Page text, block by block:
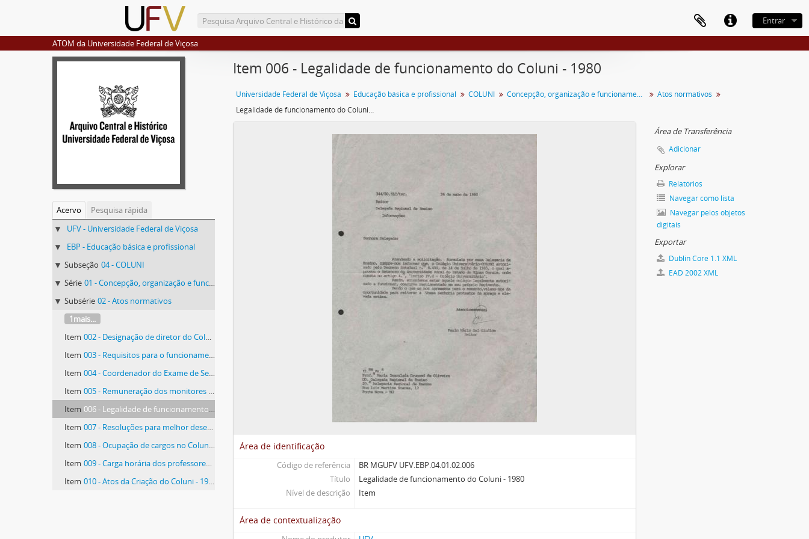
Entrar
ATOM da Universidade Federal de Viçosa
Acervo
Pesquisa rápida
UFV - Universidade Federal de Viçosa
EBP - Educação básica e profissional
Subseção 04 - COLUNI
Série 01 - Concepção, organização e funcionamento
Subsérie 02 - Atos normativos
1mais...
Item 002 - Designação de diretor do Coluni - 1970
Item 003 - Requisitos para o funcionamento do Coluni - 1971
Item 004 - Coordenador do Exame de Seleção - 1973
Item 005 - Remuneração dos monitores - 1974
Item 006 - Legalidade de funcionamento do Coluni - 1980
Item 007 - Resoluções para melhor desempenho - 1980
Item 008 - Ocupação de cargos no Coluni - 1980
Item 009 - Carga horária dos professores do Coluni
Item 010 - Atos da Criação do Coluni - 1980
Item 006 - Legalidade de funcionamento do Coluni - 1980
Universidade Federal de Viçosa Educação básica e profissional COLUNI Concepção, organização e funcionamento
Atos normativos
Legalidade de funcionamento do Coluni - 1980
Área de identificação
Código de referência
BR MGUFV UFV.EBP.04.01.02.006
Título
Legalidade de funcionamento do Coluni - 1980
Nível de descrição
Item
Área de contextualização
Área de Transferência
Adicionar
Explorar
Relatórios
Navegar como lista
Navegar pelos objetos
digitais
Exportar
Dublin Core 1.1 XML
EAD 2002 XML